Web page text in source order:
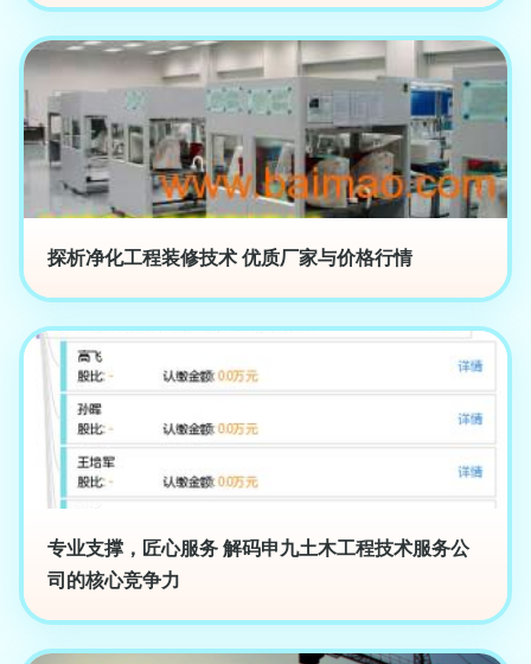
探析净化工程装修技术 优质厂家与价格行情
专业支撑，匠心服务 解码申九土木工程技术服务公
司的核心竞争力